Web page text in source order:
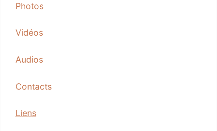
Photos
Vidéos
Audios
Contacts
Liens